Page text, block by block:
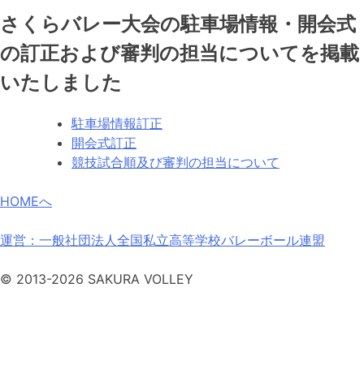
さくらバレー大会の駐車場情報・開会式
の訂正および審判の担当についてを掲載
いたしました
駐車場情報訂正
開会式訂正
競技試合順及び審判の担当について
HOMEへ
運営：一般社団法人全国私立高等学校バレーボール連盟
© 2013-2026 SAKURA VOLLEY